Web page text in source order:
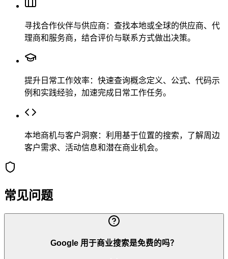
寻找合作伙伴与供应商：查找本地或全球的供应商、代
理商和服务商，结合评价与联系方式做出决策。
提升日常工作效率：快速查询概念定义、公式、代码示
例和实践经验，加速完成日常工作任务。
本地商机与客户洞察：利用基于位置的搜索，了解周边
客户需求、活动信息和潜在商业机会。
常见问题
Google 用于商业搜索是免费的吗？